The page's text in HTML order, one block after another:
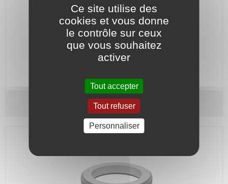
Grain fixe : Céramique - Joint : Nitrile.
Prix : 51,30 €HT
Grain fixe - Type G60/D - Arbre Ø 40
Ce site utilise des
cookies et vous donne
le contrôle sur ceux
que vous souhaitez
activer
Tout accepter
Tout refuser
Personnaliser